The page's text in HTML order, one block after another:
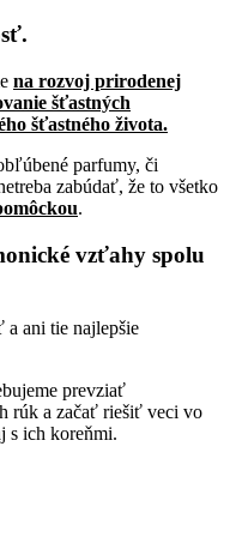
na rozvoj prirodenej
šťastných
šťastného života.
parfumy, či
zabúdať, že to všetko
.
vzťahy spolu
a ani tie najlepšie
prevziať
rúk a začať riešiť veci vo
s ich koreňmi.